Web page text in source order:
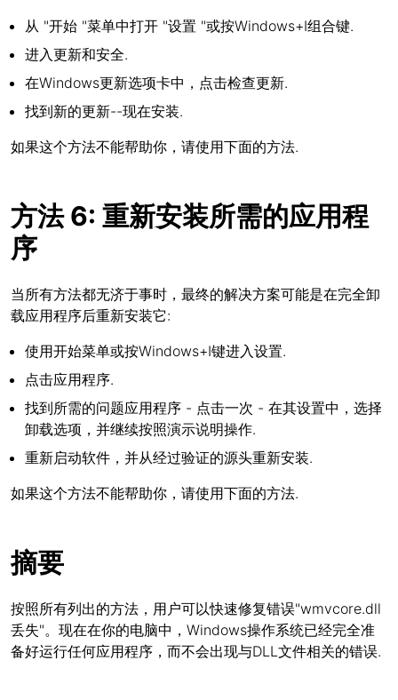
从 "开始 "菜单中打开 "设置 "或按Windows+I组合键.
进入更新和安全.
在Windows更新选项卡中，点击检查更新.
找到新的更新--现在安装.
如果这个方法不能帮助你，请使用下面的方法.
方法 6: 重新安装所需的应用程
序
当所有方法都无济于事时，最终的解决方案可能是在完全卸
载应用程序后重新安装它:
使用开始菜单或按Windows+I键进入设置.
点击应用程序.
找到所需的问题应用程序 - 点击一次 - 在其设置中，选择
卸载选项，并继续按照演示说明操作.
重新启动软件，并从经过验证的源头重新安装.
如果这个方法不能帮助你，请使用下面的方法.
摘要
按照所有列出的方法，用户可以快速修复错误"wmvcore.dll
丢失"。现在在你的电脑中，Windows操作系统已经完全准
备好运行任何应用程序，而不会出现与DLL文件相关的错误.